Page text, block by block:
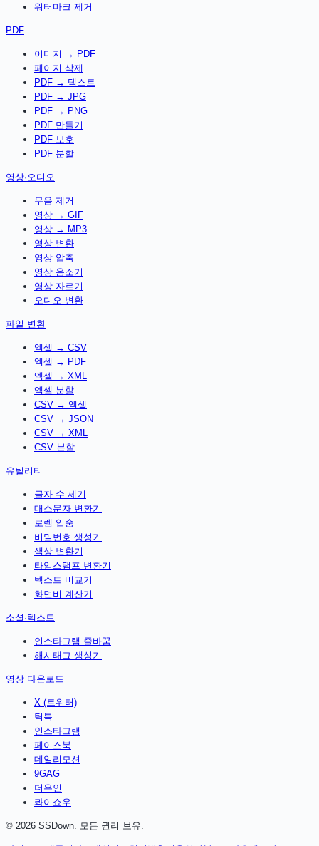
워터마크 제거
PDF
이미지 → PDF
페이지 삭제
PDF → 텍스트
PDF → JPG
PDF → PNG
PDF 만들기
PDF 보호
PDF 분할
영상·오디오
무음 제거
영상 → GIF
영상 → MP3
영상 변환
영상 압축
영상 음소거
영상 자르기
오디오 변환
파일 변환
엑셀 → CSV
엑셀 → PDF
엑셀 → XML
엑셀 분할
CSV → 엑셀
CSV → JSON
CSV → XML
CSV 분할
유틸리티
글자 수 세기
대소문자 변환기
로렘 입숨
비밀번호 생성기
색상 변환기
타임스탬프 변환기
텍스트 비교기
화면비 계산기
소셜·텍스트
인스타그램 줄바꿈
해시태그 생성기
영상 다운로드
X (트위터)
틱톡
인스타그램
페이스북
데일리모션
9GAG
더우인
콰이쇼우
© 2026 SSDown. 모든 권리 보유.